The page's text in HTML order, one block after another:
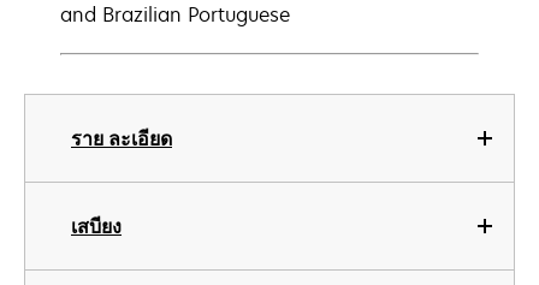
ราย ละเอียด
เสบียง
and Brazilian Portuguese